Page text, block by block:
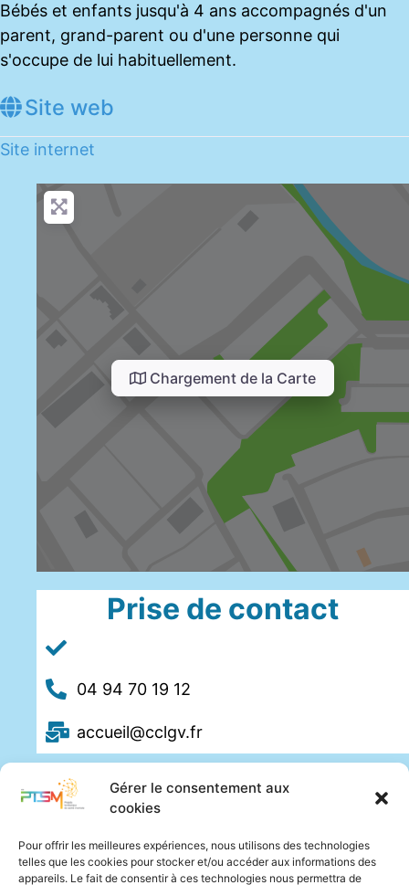
Gérer le consentement aux
cookies
Pour offrir les meilleures expériences, nous utilisons des technologies
telles que les cookies pour stocker et/ou accéder aux informations des
appareils. Le fait de consentir à ces technologies nous permettra de
Bébés et enfants jusqu'à 4 ans accompagnés d'un
parent, grand-parent ou d'une personne qui
s'occupe de lui habituellement.
Site web
Site internet
Chargement de la Carte
Prise de contact
04 94 70 19 12
accueil@cclgv.fr